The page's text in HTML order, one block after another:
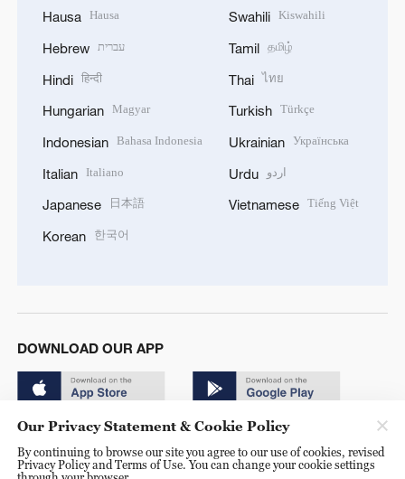
Hausa Hausa
Hebrew עברית
Hindi हिन्दी
Hungarian Magyar
Indonesian Bahasa Indonesia
Italian Italiano
Japanese 日本語
Korean 한국어
Swahili Kiswahili
Tamil தமிழ்
Thai ไทย
Turkish Türkçe
Ukrainian Українська
Urdu اردو
Vietnamese Tiếng Việt
DOWNLOAD OUR APP
Our Privacy Statement & Cookie Policy
By continuing to browse our site you agree to our use of cookies, revised
Privacy Policy and Terms of Use. You can change your cookie settings